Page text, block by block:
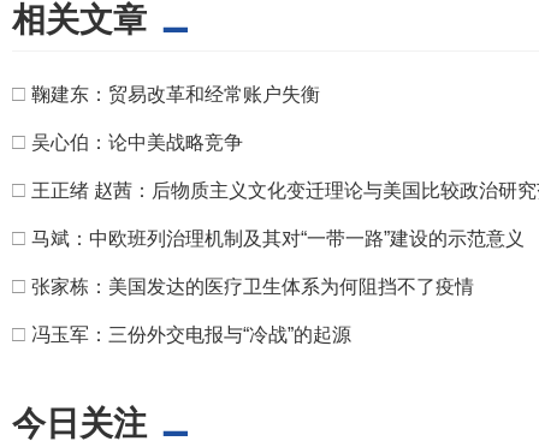
相关文章
□ 鞠建东：贸易改革和经常账户失衡
□ 吴心伯：论中美战略竞争
□ 王正绪 赵茜：后物质主义文化变迁理论与美国比较政治研
□ 马斌：中欧班列治理机制及其对“一带一路”建设的示范意义
□ 张家栋：美国发达的医疗卫生体系为何阻挡不了疫情
□ 冯玉军：三份外交电报与“冷战”的起源
今日关注